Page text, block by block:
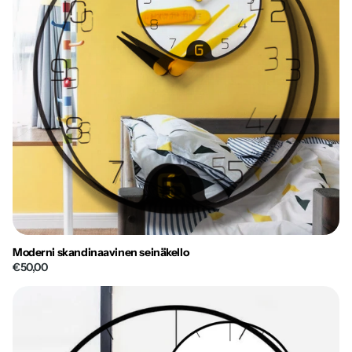
Moderni skandinaavinen seinäkello
€50,00